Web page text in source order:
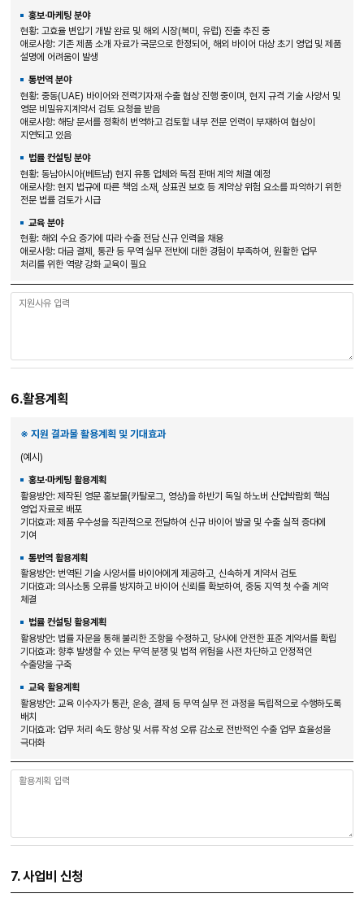
홍보·마케팅 분야
현황: 고효율 변압기 개발 완료 및 해외 시장(북미, 유럽) 진출 추진 중
애로사항: 기존 제품 소개 자료가 국문으로 한정되어, 해외 바이어 대상 초기 영업 및 제품
설명에 어려움이 발생
통번역 분야
현황: 중동(UAE) 바이어와 전력기자재 수출 협상 진행 중이며, 현지 규격 기술 사양서 및
영문 비밀유지계약서 검토 요청을 받음
애로사항: 해당 문서를 정확히 번역하고 검토할 내부 전문 인력이 부재하여 협상이
지연되고 있음
법률 컨설팅 분야
현황: 동남아시아(베트남) 현지 유통 업체와 독점 판매 계약 체결 예정
애로사항: 현지 법규에 따른 책임 소재, 상표권 보호 등 계약상 위험 요소를 파악하기 위한
전문 법률 검토가 시급
교육 분야
현황: 해외 수요 증가에 따라 수출 전담 신규 인력을 채용
애로사항: 대금 결제, 통관 등 무역 실무 전반에 대한 경험이 부족하여, 원활한 업무
처리를 위한 역량 강화 교육이 필요
6.활용계획
※ 지원 결과물 활용계획 및 기대효과
(예시)
홍보·마케팅 활용계획
활용방안: 제작된 영문 홍보물(카탈로그, 영상)을 하반기 독일 하노버 산업박람회 핵심
영업 자료로 배포
기대효과: 제품 우수성을 직관적으로 전달하여 신규 바이어 발굴 및 수출 실적 증대에
기여
통번역 활용계획
활용방안: 번역된 기술 사양서를 바이어에게 제공하고, 신속하게 계약서 검토
기대효과: 의사소통 오류를 방지하고 바이어 신뢰를 확보하여, 중동 지역 첫 수출 계약
체결
법률 컨설팅 활용계획
활용방안: 법률 자문을 통해 불리한 조항을 수정하고, 당사에 안전한 표준 계약서를 확립
기대효과: 향후 발생할 수 있는 무역 분쟁 및 법적 위험을 사전 차단하고 안정적인
수출망을 구축
교육 활용계획
활용방안: 교육 이수자가 통관, 운송, 결제 등 무역 실무 전 과정을 독립적으로 수행하도록
배치
기대효과: 업무 처리 속도 향상 및 서류 작성 오류 감소로 전반적인 수출 업무 효율성을
극대화
7. 사업비 신청